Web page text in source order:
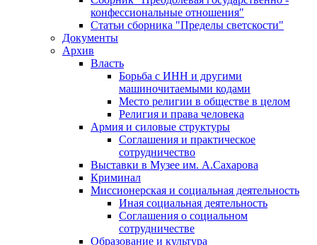
конфессиональные отношения"
Статьи сборника "Пределы светскости"
Документы
Архив
Власть
Борьба с ИНН и другими
машиночитаемыми кодами
Место религии в обществе в целом
Религия и права человека
Армия и силовые структуры
Соглашения и практическое
сотрудничество
Выставки в Музее им. А.Сахарова
Криминал
Миссионерская и социальная деятельность
Иная социальная деятельность
Соглашения о социальном
сотрудничестве
Образование и культура